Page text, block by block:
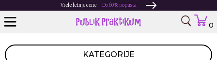
Vrele letnje cene Do 60% popusta
0
KATEGORIJE